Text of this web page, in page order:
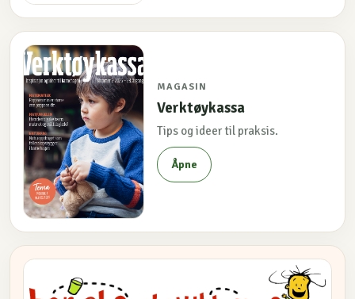
MAGASIN
Verktøykassa
Tips og ideer til praksis.
Åpne